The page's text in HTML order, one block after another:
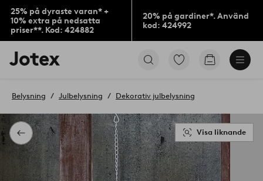
25% på dyraste varan* +
10% extra på nedsatta
priser**. Kod: 424882
20% på gardiner*. Använd
kod: 424992
Jotex
logotyp
till
Gå
produkter
Gå
Tillbaka
Belysning Julbelysning Dekorativ julbelysning
Visa liknande